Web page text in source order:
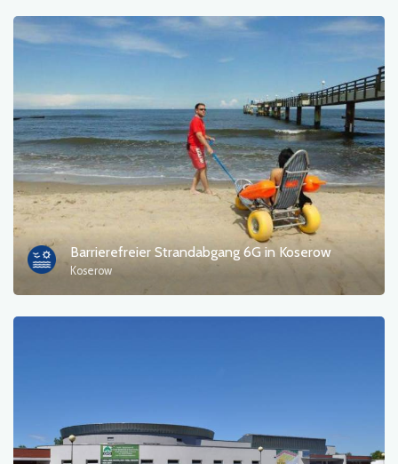
Barrierefreier Strandabgang 6G in Koserow
Koserow